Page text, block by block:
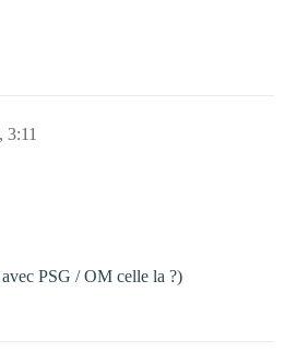
3:11
PSG / OM celle la ?)